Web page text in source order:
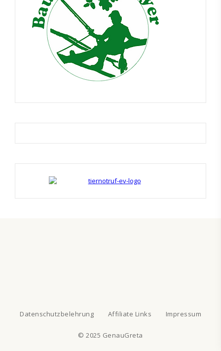
Datenschutzbelehrung Affiliate Links Impressum
© 2025 GenauGreta